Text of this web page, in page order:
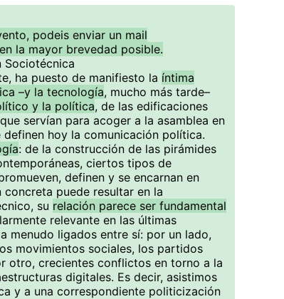
podeis enviar un mail
la mayor brevedad posible.
Sociotécnica
ha puesto de manifiesto la íntima
–y la tecnología, mucho más tarde–
y la política, de las edificaciones
servían para acoger a la asamblea en
hoy la comunicación política.
: de la construcción de las pirámides
ciertos tipos de
definen y se encarnan en
puede resultar en la
su relación parece ser fundamental
relevante en las últimas
menudo ligados entre sí: por un lado,
movimientos sociales, los partidos
otro, crecientes conflictos en torno a la
digitales. Es decir, asistimos
y a una correspondiente politicización